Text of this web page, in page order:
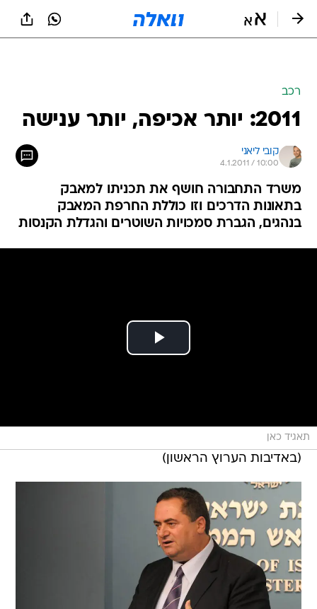
רכב
2011: יותר אכיפה, יותר ענישה
קובי ליאני
4.1.2011 / 10:00
משרד התחבורה חושף את תכניתו למאבק
בתאונות הדרכים וזו כוללת החרפת המאבק
בנהגים, הגברת סמכויות השוטרים והגדלת הקנסות
תאגיד כאן
(באדיבות הערוץ הראשון)